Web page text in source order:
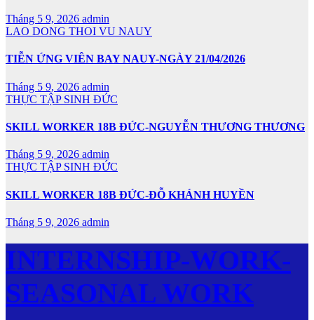
Tháng 5 9, 2026 admin
LAO DONG THOI VU NAUY
TIỄN ỨNG VIÊN BAY NAUY-NGÀY 21/04/2026
Tháng 5 9, 2026 admin
THỰC TẬP SINH ĐỨC
SKILL WORKER 18B ĐỨC-NGUYỄN THƯƠNG THƯƠNG
Tháng 5 9, 2026 admin
THỰC TẬP SINH ĐỨC
SKILL WORKER 18B ĐỨC-ĐỖ KHÁNH HUYỀN
Tháng 5 9, 2026 admin
INTERNSHIP-WORK-
SEASONAL WORK